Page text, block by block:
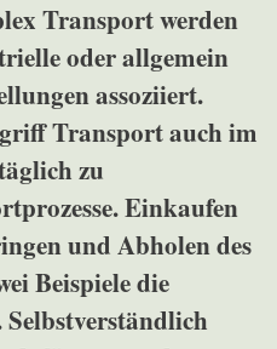
Transport werden
oder allgemein
assoziiert.
Transport auch im
zu
Einkaufen
und Abholen des
Beispiele die